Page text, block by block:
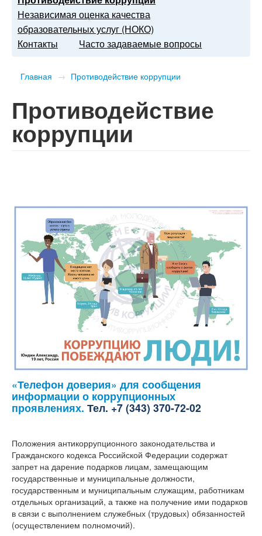
Независимая оценка качества
образовательных услуг (НОКО)
Контакты
Часто задаваемые вопросы
Главная → Противодействие коррупции
Противодействие
коррупции
«Телефон доверия» для сообщения
информации о коррупционных
проявлениях. Тел. +7 (343) 370-72-02
Положения антикоррупционного законодательства и
Гражданского кодекса Российской Федерации содержат
запрет на дарение подарков лицам, замещающим
государственные и муниципальные должности,
государственным и муниципальным служащим, работникам
отдельных организаций, а также на получение ими подарков
в связи с выполнением служебных (трудовых) обязанностей
(осуществлением полномочий).